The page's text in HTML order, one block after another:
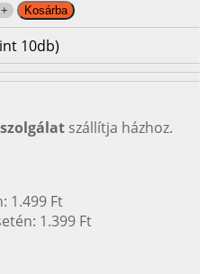
10db)
szállítja házhoz.
1.499 Ft
1.399 Ft